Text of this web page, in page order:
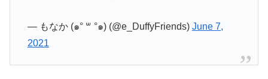
— もなか (๑° ꒳ °๑) (@e_DuffyFriends) June 7,
2021